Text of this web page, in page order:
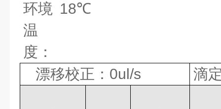
环境
温
度：
18℃
漂移校正： 0ul/s 滴